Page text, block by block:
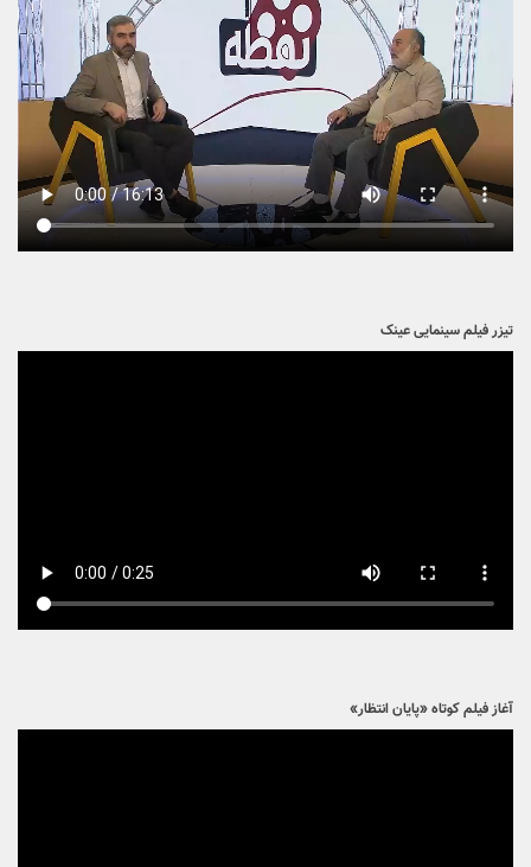
تیزر فیلم سینمایی عینک
آغاز فیلم کوتاه «پایان انتظار»